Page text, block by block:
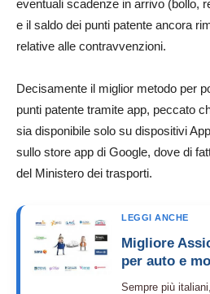
eventuali scadenze in arrivo (bollo,
e il saldo dei punti patente ancora
relative alle contravvenzioni.
Decisamente il miglior metodo per
punti patente tramite app, peccato
sia disponibile solo su dispositivi
sullo store app di Google, dove di
del Ministero dei trasporti.
LEGGI ANCHE
Migliore
per auto e
Sempre più